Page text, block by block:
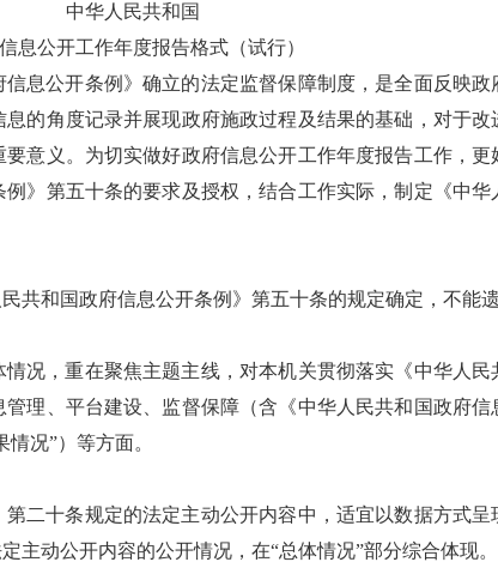
中华人民共和国
息公开工作年度报告格式（试行）
息公开条例》确立的法定监督保障制度，是全面反映
的角度记录并展现政府施政过程及结果的基础，对于
意义。为切实做好政府信息公开工作年度报告工作，
》第五十条的要求及授权，结合工作实际，制定《中
共和国政府信息公开条例》第五十条的规定确定，不能
况，重在聚焦主题主线，对本机关贯彻落实《中华人民
理、平台建设、监督保障（含《中华人民共和国政府信
况”）等方面。
二十条规定的法定主动公开内容中，适宜以数据方式
动公开内容的公开情况，在“总体情况”部分综合体现。